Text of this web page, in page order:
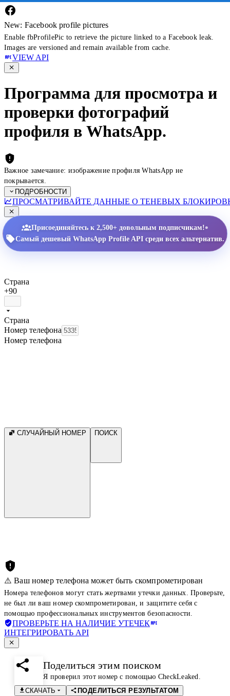
New: Facebook profile pictures
Enable fbProfilePic to retrieve the picture linked to a Facebook leak.
Images are versioned and remain available from cache.
VIEW API
Программа для просмотра и
проверки фотографий
профиля в WhatsApp.
Важное замечание: изображение профиля WhatsApp не
покрывается.
ПОДРОБНОСТИ
ПРОСМАТРИВАЙТЕ ДАННЫЕ О ТЕНЕВЫХ
Присоединяйтесь к 2,500+ довольным подписчикам!•
Самый дешевый WhatsApp Profile API среди всех альтернатив.
Страна
+90
Страна
Номер телефона
Номер телефона
СЛУЧАЙНЫЙ НОМЕР ПОИСК
⚠️ Ваш номер телефона может быть скомпрометирован
Номера телефонов могут стать жертвами утечки данных. Проверьте,
не был ли ваш номер скомпрометирован, и защитите себя с
помощью профессиональных инструментов безопасности.
ПРОВЕРЬТЕ НА НАЛИЧИЕ УТЕЧЕК
ИНТЕГРИРОВАТЬ API
Поделиться этим поиском
Я проверил этот номер с помощью CheckLeaked.
СКАЧАТЬ
ПОДЕЛИТЬСЯ РЕЗУЛЬТАТОМ